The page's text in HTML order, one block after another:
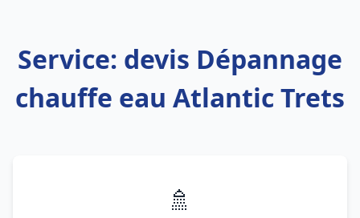
Service: devis Dépannage
chauffe eau Atlantic Trets
🚿